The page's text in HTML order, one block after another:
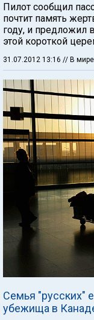
Пилот сообщил
почтит память
году, и предложил
этой короткой
31.07.2012 13:16 // В мире
Семья "русских"
убежища в